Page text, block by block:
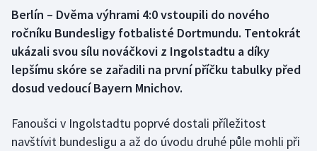
Box
Curling
Florbal
Berlín – Dvěma výhrami 4:0 vstoupili do nového
ročníku Bundesligy fotbalisté Dortmundu. Tentokrát
ukázali svou sílu nováčkovi z Ingolstadtu a díky
lepšímu skóre se zařadili na první příčku tabulky před
dosud vedoucí Bayern Mnichov.
Fanoušci v Ingolstadtu poprvé dostali příležitost
navštívit bundesligu a až do úvodu druhé půle mohli při